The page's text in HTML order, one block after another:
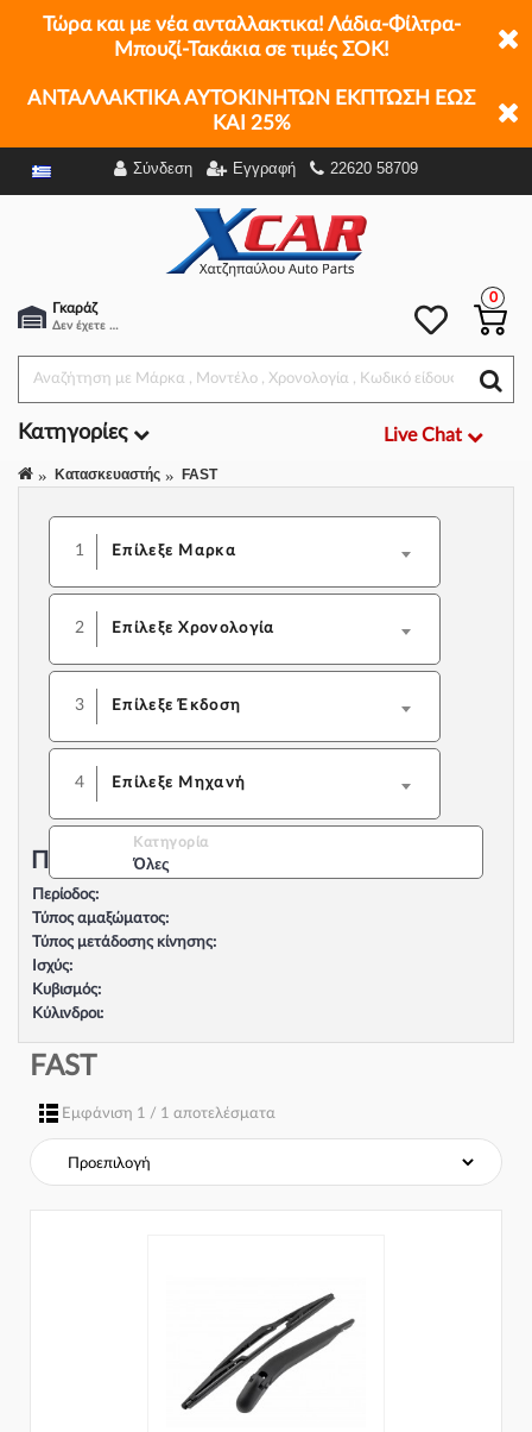
Τώρα και με νέα ανταλλακτικα! Λάδια-Φίλτρα-
Μπουζί-Τακάκια σε τιμές ΣΟΚ!
ΑΝΤΑΛΛΑΚΤΙΚΑ ΑΥΤΟΚΙΝΗΤΩΝ ΕΚΠΤΩΣΗ ΕΩΣ
ΚΑΙ 25%
Σύνδεση Εγγραφή 22620 58709
Γκαράζ
Δεν έχετε επιλέξει αμάξι.
0
Κατηγορίες Live Chat
Κατασκευαστής FAST
1 Επίλεξε Μαρκα
2 Επίλεξε Χρονολογία
3 Επίλεξε Έκδοση
4 Επίλεξε Μηχανή
Κατηγορία
Όλες
Περιγραφή Αυτοκινήτου:
Περίοδος:
Τύπος αμαξώματος:
Τύπος μετάδοσης κίνησης:
Ισχύς:
Κυβισμός:
Κύλινδροι:
Τύπος κινητήρα:
FAST
Εμφάνιση 1 / 1 αποτελέσματα